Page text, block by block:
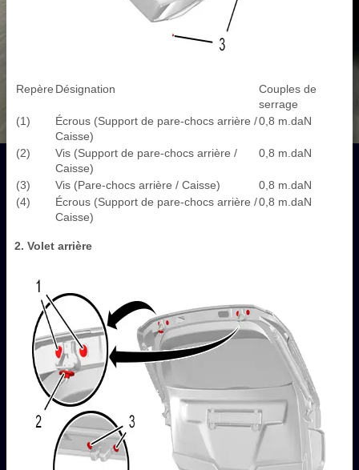
Repère Désignation
Couples de
serrage
(1)
Écrous (Support de pare-chocs arrière /
Caisse)
0,8 m.daN
(2)
Vis (Support de pare-chocs arrière /
Caisse)
0,8 m.daN
(3) Vis (Pare-chocs arrière / Caisse)
0,8 m.daN
(4)
Écrous (Support de pare-chocs arrière /
Caisse)
0,8 m.daN
2. Volet arrière